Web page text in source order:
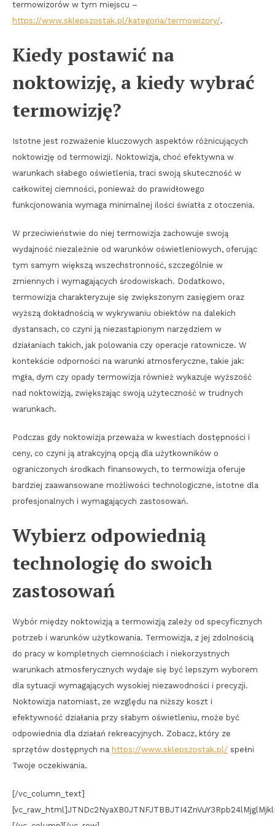
termowizorów w tym miejscu –
https://www.sklepszostak.pl/kategoria/termowizory/.
Kiedy postawić na
noktowizję, a kiedy wybrać
termowizję?
Istotne jest rozważenie kluczowych aspektów różnicujących
noktowizję od termowizji. Noktowizja, choć efektywna w
warunkach słabego oświetlenia, traci swoją skuteczność w
całkowitej ciemności, ponieważ do prawidłowego
funkcjonowania wymaga minimalnej ilości światła z otoczenia.
W przeciwieństwie do niej termowizja zachowuje swoją
wydajność niezależnie od warunków oświetleniowych, oferując
tym samym większą wszechstronność, szczególnie w
zmiennych i wymagających środowiskach. Dodatkowo,
termowizja charakteryzuje się zwiększonym zasięgiem oraz
wyższą dokładnością w wykrywaniu obiektów na dalekich
dystansach, co czyni ją niezastąpionym narzędziem w
działaniach takich, jak polowania czy operacje ratownicze. W
kontekście odporności na warunki atmosferyczne, takie jak:
mgła, dym czy opady termowizja również wykazuje wyższość
nad noktowizją, zwiększając swoją użyteczność w trudnych
warunkach.
Podczas gdy noktowizja przeważa w kwestiach dostępności i
ceny, co czyni ją atrakcyjną opcją dla użytkowników o
ograniczonych środkach finansowych, to termowizja oferuje
bardziej zaawansowane możliwości technologiczne, istotne dla
profesjonalnych i wymagających zastosowań.
Wybierz odpowiednią
technologię do swoich
zastosowań
Wybór między noktowizją a termowizją zależy od specyficznych
potrzeb i warunków użytkowania. Termowizja, z jej zdolnością
do pracy w kompletnych ciemnościach i niekorzystnych
warunkach atmosferycznych wydaje się być lepszym wyborem
dla sytuacji wymagających wysokiej niezawodności i precyzji.
Noktowizja natomiast, ze względu na niższy koszt i
efektywność działania przy słabym oświetleniu, może być
odpowiednia dla działań rekreacyjnych. Zobacz, który ze
sprzętów dostępnych na https://www.sklepszostak.pl/ spełni
Twoje oczekiwania.
[/vc_column_text]